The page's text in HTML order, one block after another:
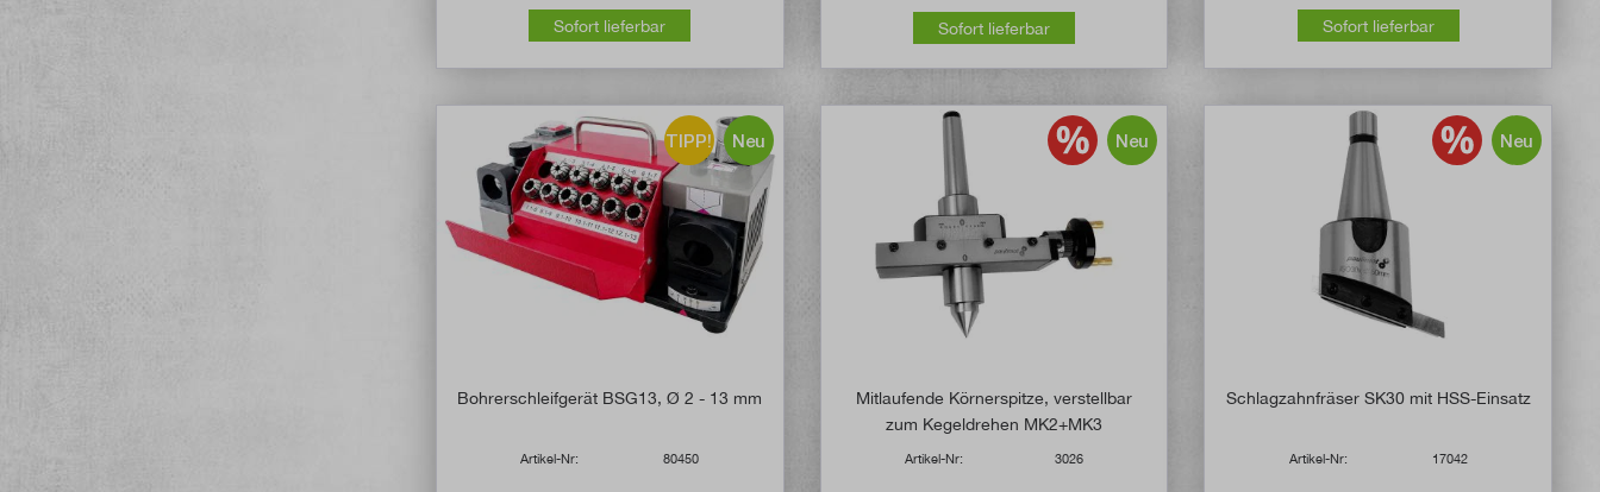
Sofort lieferbar Sofort lieferbar Sofort lieferbar
TIPP! Neu
Bohrerschleifgerät BSG13, Ø 2 - 13 mm
Artikel-Nr: 80450
Neu
Mitlaufende Körnerspitze, verstellbar
zum Kegeldrehen MK2+MK3
Artikel-Nr: 3026
Neu
Schlagzahnfräser SK30 mit HSS-Einsatz
Artikel-Nr: 17042